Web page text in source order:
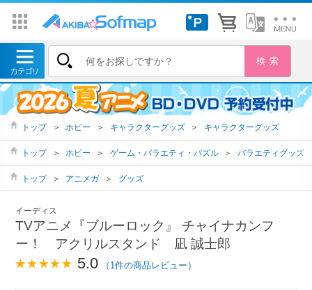
トップ ＞ ホビー ＞ キャラクターグッズ ＞ キャラクターグッズ
トップ ＞ ホビー ＞ ゲーム・バラエティ・パズル ＞ バラエティグッズ
トップ ＞ アニメガ ＞ グッズ
イーディス
TVアニメ『ブルーロック』 チャイナカンフ
ー！ アクリルスタンド 凪 誠士郎
5.0 （1件の商品レビュー）